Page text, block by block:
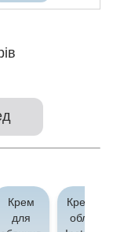
Крем
для
Крем
обличчя